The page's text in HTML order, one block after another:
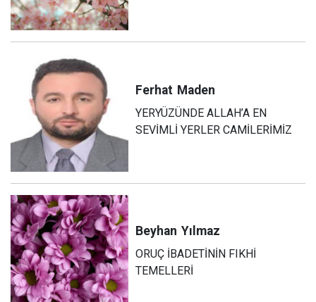
Ferhat Maden
YERYÜZÜNDE ALLAH’A EN
SEVİMLİ YERLER CAMİLERİMİZ
Beyhan Yılmaz
ORUÇ İBADETİNİN FIKHİ
TEMELLERİ